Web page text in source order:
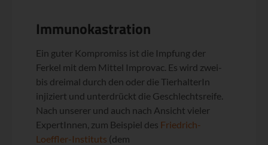
Immunokastration
Ein guter Kompromiss ist die Impfung der
Ferkel mit dem Mittel Improvac. Es wird zwei-
bis dreimal durch den oder die TierhalterIn
injiziert und unterdrückt die Geschlechtsreife.
Nach unserer und auch nach Ansicht vieler
ExpertInnen, zum Beispiel des Friedrich-
Loeffler-Instituts (dem